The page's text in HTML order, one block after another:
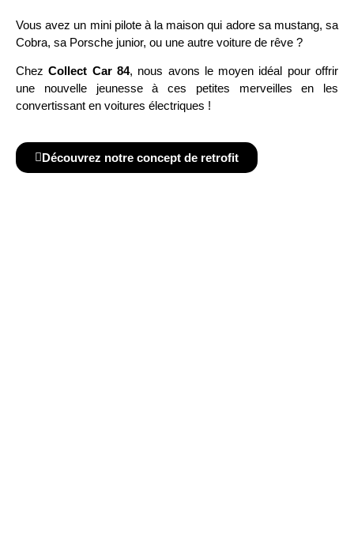
Vous avez un mini pilote à la maison qui adore sa mustang, sa
Cobra, sa Porsche junior, ou une autre voiture de rêve ?
ChezCollect Car 84, nous avons le moyen idéal pour offrir
une nouvelle jeunesse à ces petites merveilles en les
convertissant en voitures électriques !
Découvrez notre concept de retrofit